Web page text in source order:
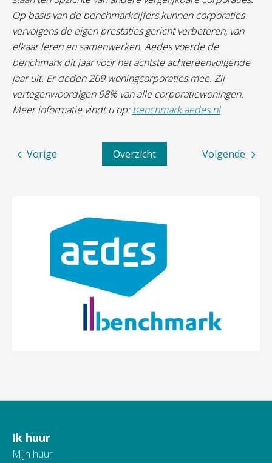
Op basis van de benchmarkcijfers kunnen corporaties
vervolgens de eigen prestaties gericht verbeteren, van
elkaar leren en samenwerken. Aedes voerde de
benchmark dit jaar voor het achtste achtereenvolgende
jaar uit. Er deden 269 woningcorporaties mee. Zij
vertegenwoordigen 98% van alle corporatiewoningen.
Meer informatie vindt u op:benchmark.aedes.nl
Volgende
Overzicht
Vorige
Contactinformatie
Ik huur
Mijn huur